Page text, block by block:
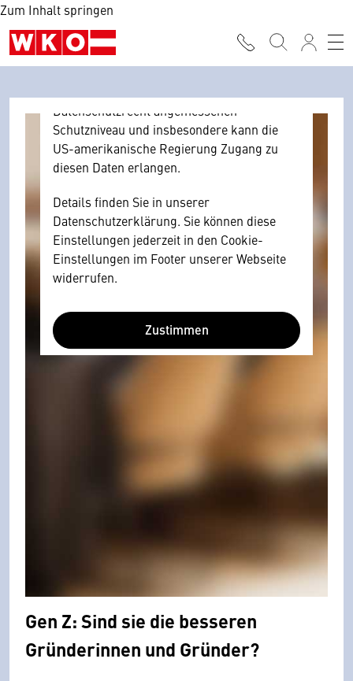
Zum Inhalt springen
Browser personenbezogene technische
Daten zu Geräten und Nutzerverhalten
mitunter mit US-amerikanischen Anbietern
Datenschutzrecht angemessenen
Schutzniveau und insbesondere kann die
US-amerikanische Regierung Zugang zu
diesen Daten erlangen.
Details finden Sie in unserer
Datenschutzerklärung. Sie können diese
Einstellungen jederzeit in den Cookie-
Einstellungen im Footer unserer Webseite
widerrufen.
Zustimmen
Gen Z: Sind sie die besseren
Gründerinnen und Gründer?